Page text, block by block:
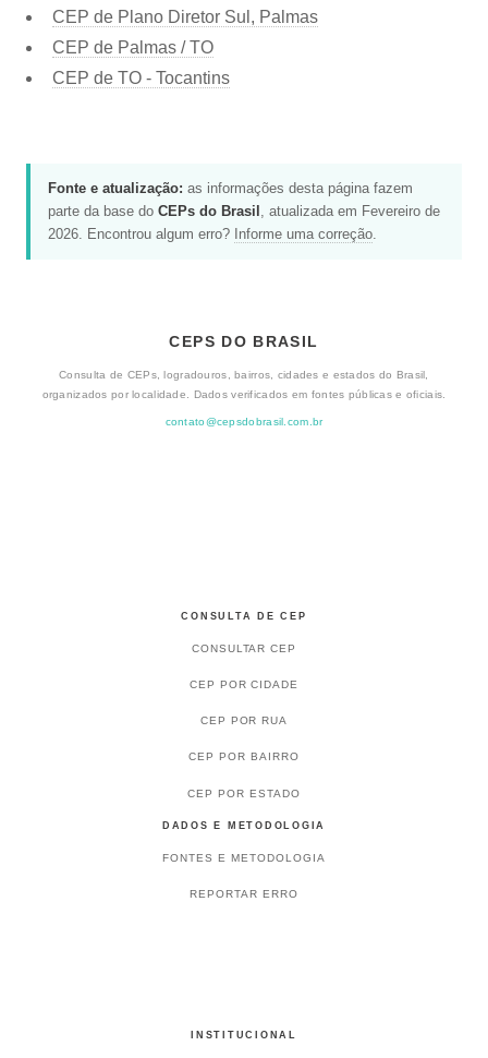
CEP de Plano Diretor Sul, Palmas
CEP de Palmas / TO
CEP de TO - Tocantins
Fonte e atualização: as informações desta página fazem
parte da base do CEPs do Brasil , atualizada em Fevereiro de
2026. Encontrou algum erro? Informe uma correção.
CEPS DO BRASIL
Consulta de CEPs, logradouros, bairros, cidades e estados do Brasil,
organizados por localidade. Dados verificados em fontes públicas e oficiais.
contato@cepsdobrasil.com.br
CONSULTA DE CEP
CONSULTAR CEP
CEP POR CIDADE
CEP POR RUA
CEP POR BAIRRO
CEP POR ESTADO
DADOS E METODOLOGIA
FONTES E METODOLOGIA
REPORTAR ERRO
INSTITUCIONAL